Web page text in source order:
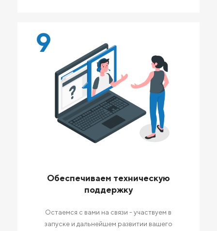
9
Обеспечиваем техническую
поддержку
Остаемся с вами на связи - участвуем в
запуске и дальнейшем развитии вашего